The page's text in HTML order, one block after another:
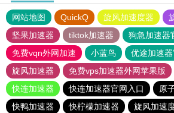
网站地图 QuickQ 旋风加速度器
坚果加速器
tiktok加速器
狗急加速器
免费vqn外网加速
小蓝鸟 优途加速
旋风加速器
免费vps加速器外网苹果版
快连加速器
快连加速器官网入口
原
快鸭加速器
快柠檬加速器 旋风加速